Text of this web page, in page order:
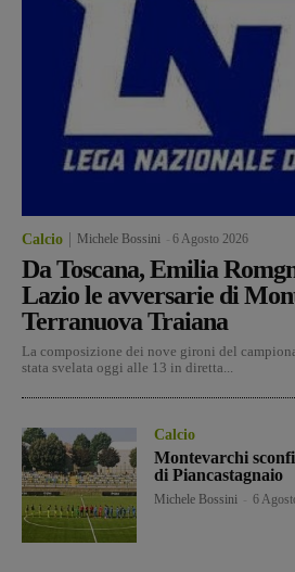
Calcio Michele Bossini 6 Agosto 2026
Da Toscana, Emilia
Lazio le avversarie di
Terranuova Traiana
La composizione dei nove gironi del
stata svelata oggi alle 13 in diretta...
Calcio
Montevarchi
di Piancastagnaio
Michele Bossini 6